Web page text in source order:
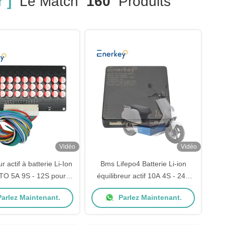
Vidéo
actif à batterie Li-Ion
5A 9S - 12S pour le
industriel d'énergie
Maintenant.
Vidéo
Bms Lifepo4 Batterie Li-ion
équilibreur actif 10A 4S - 24S
Batterie équilibreur actif
Parlez Maintenant.